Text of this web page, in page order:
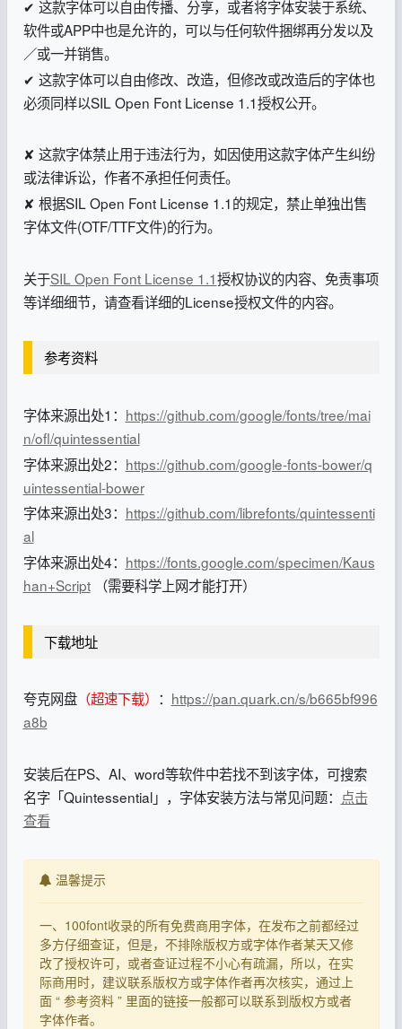
✔ 这款字体可以自由传播、分享，或者将字体安装于系统、
软件或APP中也是允许的，可以与任何软件捆绑再分发以及
／或一并销售。
✔ 这款字体可以自由修改、改造，但修改或改造后的字体也
必须同样以SIL Open Font License 1.1授权公开。
✘ 这款字体禁止用于违法行为，如因使用这款字体产生纠纷
或法律诉讼，作者不承担任何责任。
✘ 根据SIL Open Font License 1.1的规定，禁止单独出售
字体文件(OTF/TTF文件)的行为。
关于SIL Open Font License 1.1授权协议的内容、免责事项
等详细细节，请查看详细的License授权文件的内容。
参考资料
字体来源出处1： https://github.com/google/fonts/tree/mai
n/ofl/quintessential
字体来源出处2： https://github.com/google-fonts-bower/q
uintessential-bower
字体来源出处3： https://github.com/librefonts/quintessenti
al
字体来源出处4： https://fonts.google.com/specimen/Kaus
han+Script（需要科学上网才能打开）
下载地址
夸克网盘（超速下载） ： https://pan.quark.cn/s/b665bf996
a8b
安装后在PS、AI、word等软件中若找不到该字体，可搜索
名字「Quintessential」，字体安装方法与常见问题： 点击
查看
温馨提示
一、100font收录的所有免费商用字体，在发布之前都经过
多方仔细查证，但是，不排除版权方或字体作者某天又修
改了授权许可，或者查证过程不小心有疏漏，所以，在实
际商用时，建议联系版权方或字体作者再次核实，通过上
面 “ 参考资料 ” 里面的链接一般都可以联系到版权方或者
字体作者。